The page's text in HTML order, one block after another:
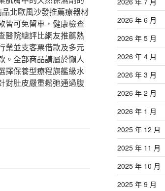
北歐風沙發推薦療器材
皆可免留車，健康檢查
醫院總評比網友推薦熱
業並支客票借款及多元
。全部商品請屬於懶人
擇保養型療程旗艦級水
對肚皮嚴重鬆弛通過腹
2026 年 6 月
2026 年 5 月
2026 年 4 月
2026 年 3 月
2026 年 2 月
2026 年 1 月
2025 年 12 月
2025 年 11 月
2025 年 10 月
2025 年 9 月